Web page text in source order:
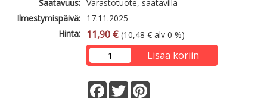
Saatavuus: Varastotuote, saatavilla
Ilmestymispäivä: 17.11.2025
Hinta:
11,90 € (10,48 € alv 0 %)
Lisää koriin
Facebook
Twitter